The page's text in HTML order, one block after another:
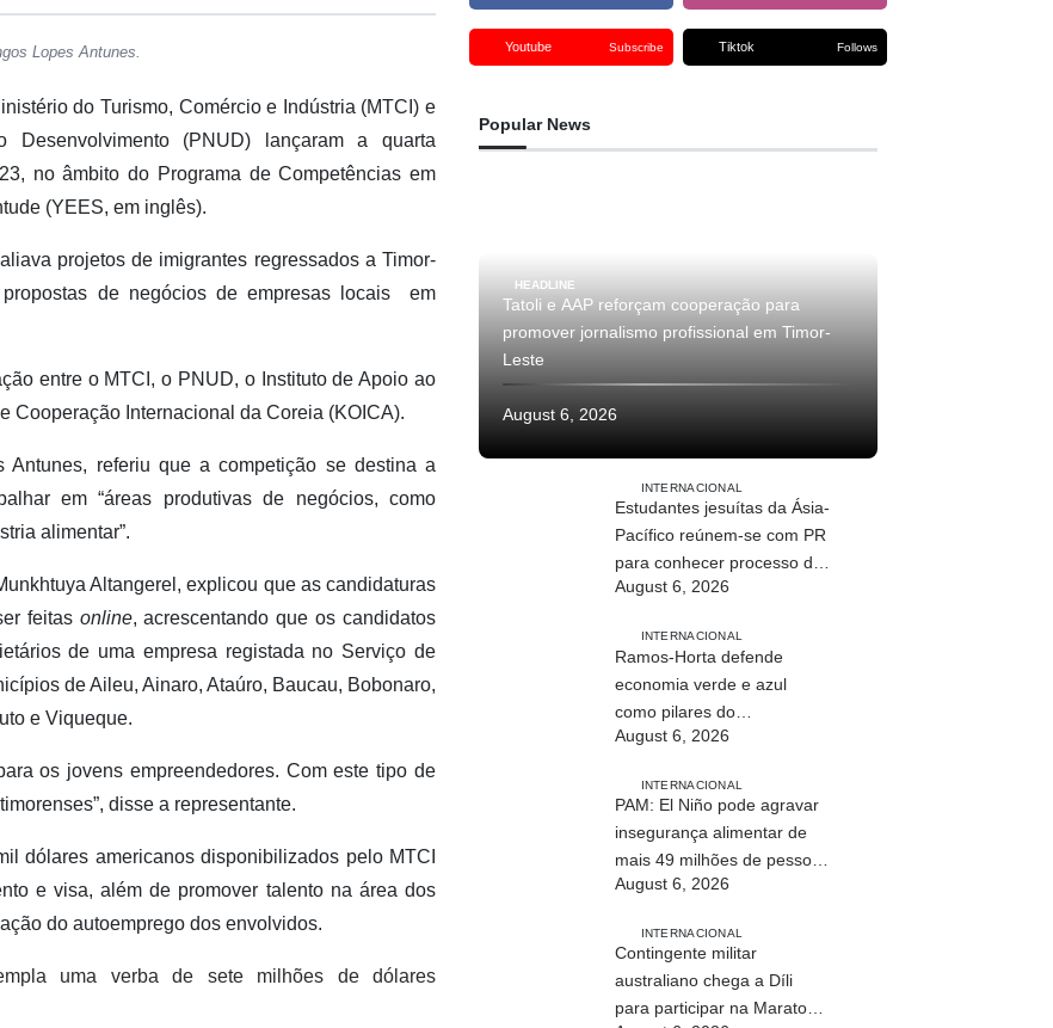
Lopes Antunes.
do Turismo, Comércio e Indústria (MTCI) e
(PNUD) lançaram a quarta
no âmbito do Programa de Competências em
(YEES, em inglês).
projetos de imigrantes regressados a Timor-
de negócios de empresas locais em
entre o MTCI, o PNUD, o Instituto de Apoio ao
Cooperação Internacional da Coreia (KOICA).
Antunes, referiu que a competição se destina a
em “áreas produtivas de negócios, como
alimentar”.
Altangerel, explicou que as candidaturas
feitas online, acrescentando que os candidatos
de uma empresa registada no Serviço de
de Aileu, Ainaro, Ataúro, Baucau, Bobonaro,
e Viqueque.
os jovens empreendedores. Com este tipo de
disse a representante.
dólares americanos disponibilizados pelo MTCI
e visa, além de promover talento na área dos
do autoemprego dos envolvidos.
uma verba de sete milhões de dólares
Youtube Subscribe Tiktok Follows
Popular News
HEADLINE
Tatoli e AAP reforçam cooperação para
promover jornalismo profissional em Timor-
Leste
August 6, 2026
INTERNACIONAL
Estudantes jesuítas da Ásia-
Pacífico reúnem-se com PR
para conhecer processo de
paz no país
August 6, 2026
INTERNACIONAL
Ramos-Horta defende
economia verde e azul
como pilares do
desenvolvimento
August 6, 2026
INTERNACIONAL
PAM: El Niño pode agravar
insegurança alimentar de
mais 49 milhões de pessoas
até 2027
August 6, 2026
INTERNACIONAL
Contingente militar
australiano chega a Díli
para participar na Maratona